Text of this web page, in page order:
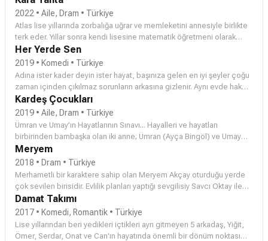
koyar. Hapishanede kendisine yol gösteren Yahya ile el ele verip ona
bu oyunu oynayan Varnalı ailesinden intikam alacaktır.
2022 • Aile, Dram • Türkiye
Atlas lise yıllarında zorbalığa uğrar ve memleketini annesiyle birlikte
terk eder. Yıllar sonra kendi lisesine matematik öğretmeni olarak
atanır...
Her Yerde Sen
2019 • Komedi • Türkiye
Adına ister kader deyin ister hayat, başınıza gelen en iyi şeyler çoğu
zaman içinden çıkılmaz sorunların arkasına gizlenir. Aynı evde hak
iddia eden ve keçi gibi inatçı olan Demir (Furkan Andıç) ile Selin
(Aybüke Pusat) birlikte yaşamak zorunda kalır. Bu da yetmezmiş gibi
birinin çalıştığı şirkete, diğerinin yönetici olarak gelmesiyle birlikte
olaylar içinden çıkılmaz bir hal alacaktır.
Kardeş Çocukları
2019 • Aile, Dram • Türkiye
Ümran ve Umay’ın Hayatlarının Sınavı... Hayalleri ve hayatları
birbirinden bambaşka olan iki anne; Ümran (Ayça Bingöl) ve Umay
(Nur Fettahoğlu). Ümran ve kızı Hayat, küçük bir köyde yaşarken,
“Sosyetik güzel’’ Umay Karay ve kızı Hayal, İstanbul’dadır. Hayallerde
bile birleşemeyecek kadar farklı hayatlar yaşayan annelerin yolları,
yıllar sonra karşılaşınca beklenmedik olaylara neden olur. Usta
oyuncu Mehmet Aslantuğ’un ünlü bir doktoru canlandırdığı Kardeş
Çocukları’nın senaryosunu Sırma Yanık, yönetmenliğini ise Faruk
Teber üstleniyor. "Kardeş Çocukları" yakında Star’da...
Meryem
2018 • Dram • Türkiye
Merhametli bir karaktere sahip olan Meryem Akçay oturduğu yerde
çok sevilen birisidir. Evlilik planları yaptığı sevgilisiy Savcı Oktay ile
mutlu bir hayatın hayalini kurmaktadır. Sevgilisinin yaptığı trafik
kazasını üstlenmesiyle Meryem’in hayatı alt üst olur. Bir kişinin
ölümüyle sonuçlanan trafik kazasıyla bir katil olarak anılan Meryem
için bambaşka bir hayat başlar.
Damat Takımı
2017 • Komedi, Romantik • Türkiye
Lise yıllarından beri yedikleri içtikleri ayrı gitmeyen 5 arkadaş, Yiğit,
Ömer, Serdar, Onat ve Can'ın hayatında önemli bir dönüm noktası